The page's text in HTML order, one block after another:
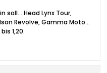
soll... Head Lynx Tour,
Revolve, Gamma Moto...
1,20.